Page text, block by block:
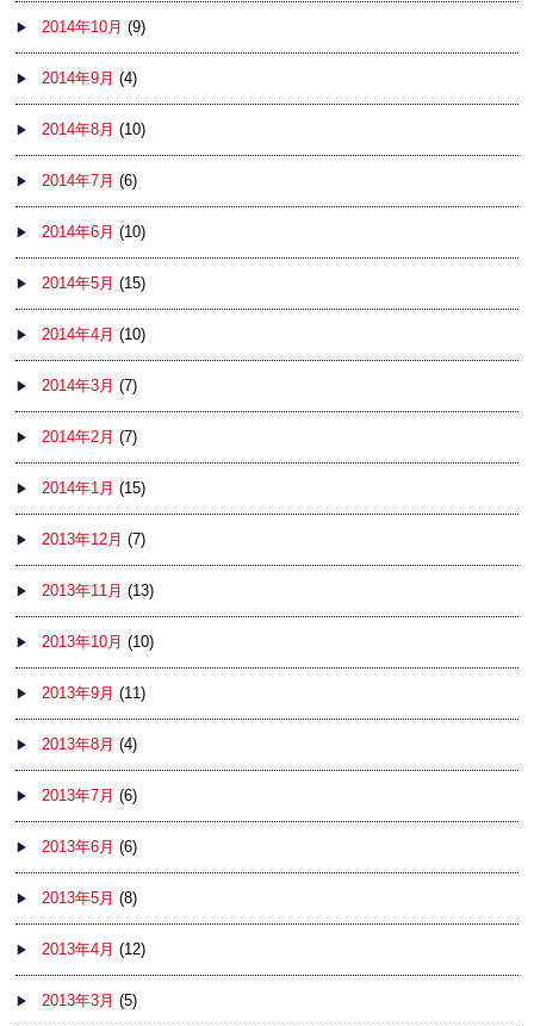
2014年10月 (9)
2014年9月 (4)
2014年8月 (10)
2014年7月 (6)
2014年6月 (10)
2014年5月 (15)
2014年4月 (10)
2014年3月 (7)
2014年2月 (7)
2014年1月 (15)
2013年12月 (7)
2013年11月 (13)
2013年10月 (10)
2013年9月 (11)
2013年8月 (4)
2013年7月 (6)
2013年6月 (6)
2013年5月 (8)
2013年4月 (12)
2013年3月 (5)